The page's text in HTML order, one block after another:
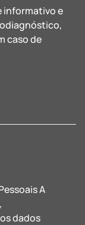
informativo e
caso de
A
dados